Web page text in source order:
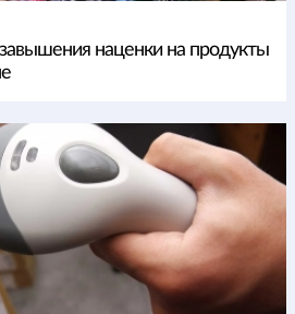
наценки на продукты